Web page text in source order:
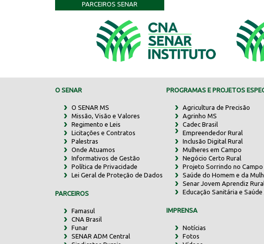
PARCEIROS SENAR
O SENAR
O SENAR MS
Missão, Visão e Valores
Regimento e Leis
Licitações e Contratos
Palestras
Onde Atuamos
Informativos de Gestão
Política de Privacidade
Lei Geral de Proteção de Dados
PARCEIROS
Famasul
CNA Brasil
Funar
SENAR ADM Central
PROGRAMAS E PROJETOS
Agricultura de Precisão
Agrinho MS
Cadec Brasil
Empreendedor Rural
Inclusão Digital Rural
Mulheres em Campo
Negócio Certo Rural
Projeto Sorrindo no Campo
Saúde do Homem e da
Senar Jovem Aprendiz
Educação Sanitária e
IMPRENSA
Notícias
Fotos